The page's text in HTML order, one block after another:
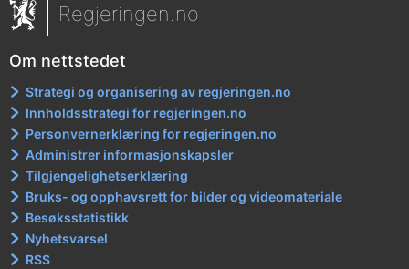
Regjeringen.no
Om nettstedet
Strategi og organisering av regjeringen.no
Innholdsstrategi for regjeringen.no
Personvernerklæring for regjeringen.no
Administrer informasjonskapsler
Tilgjengelighetserklæring
Bruks- og opphavsrett for bilder og videomateriale
Besøksstatistikk
Nyhetsvarsel
RSS